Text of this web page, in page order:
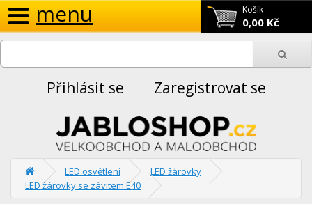
Košík
0,00 Kč
menu
Přihlásit se Zaregistrovat se
LED osvětlení
LED žárovky
LED žárovky se závitem E40